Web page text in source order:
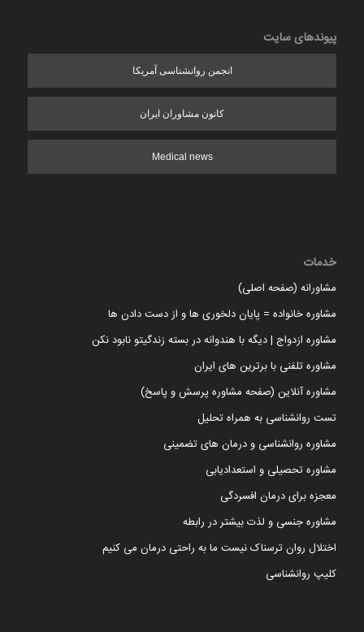
پیوندهای سایت
انجمن روانشناسی آمریکا
کانون مشاوران ایران
Medical news
خدمات
مشاورانه (صفحه اصلی)
مشاوره خانواده = پایان دلخوری ها و از دست دادن ها
مشاوره ازدواج | دیگه با هندوانه در بسته زندگیتو نابود نکن
مشاوره تلفنی با برترین های ایران
مشاوره آنلاین (صفحه مشاوره پرسش و پاسخ)
تست روانشناسی به همراه تحلیل
مشاوره روانشناسی و درمان های تضمینی
مشاوره تحصیلی و استعدادیابی
معجزه برای درمان افسردگی
مشاوره جنسی و لذت بیشتر در رابطه
اختلال روان ترسناک نیست ما به راحتی درمان می کنیم
کلیپ روانشناسی